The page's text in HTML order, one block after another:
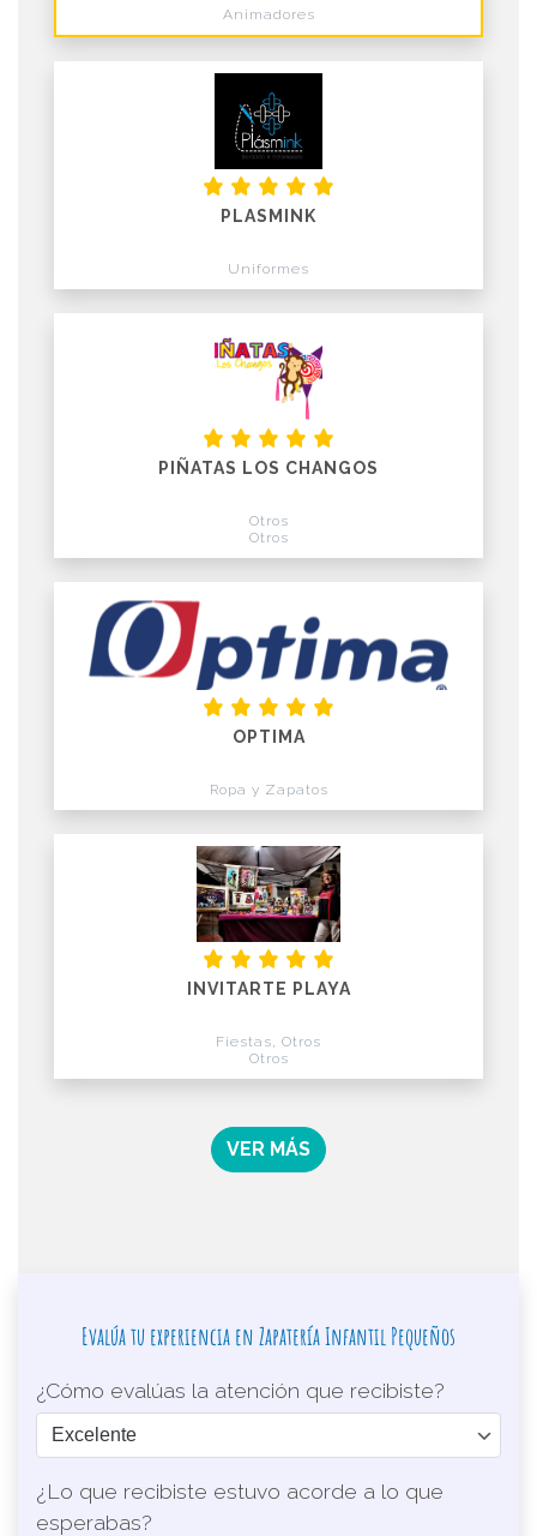
Animadores
PLASMINK
Uniformes
PIÑATAS LOS CHANGOS
Otros
Otros
OPTIMA
Ropa y Zapatos
INVITARTE PLAYA
Fiestas, Otros
Otros
VER MÁS
Evalúa tu experiencia en Zapatería Infantil Pequeños
¿Cómo evalúas la atención que recibiste?
¿Lo que recibiste estuvo acorde a lo que
esperabas?